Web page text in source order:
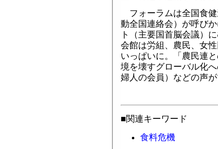
フォーラムは全国食
動全国連絡会）が呼び
ト（主要国首脳会議）
会館は労組、農民、女
いっぱいに。「農民連
境を壊すグローバル化
婦人の会員）などの声
■関連キーワード
食料危機